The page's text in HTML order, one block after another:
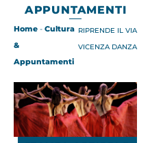
APPUNTAMENTI
Home - Cultura
&
Appuntamenti
RIPRENDE IL VIA
VICENZA DANZA